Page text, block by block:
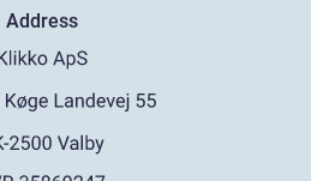
Address